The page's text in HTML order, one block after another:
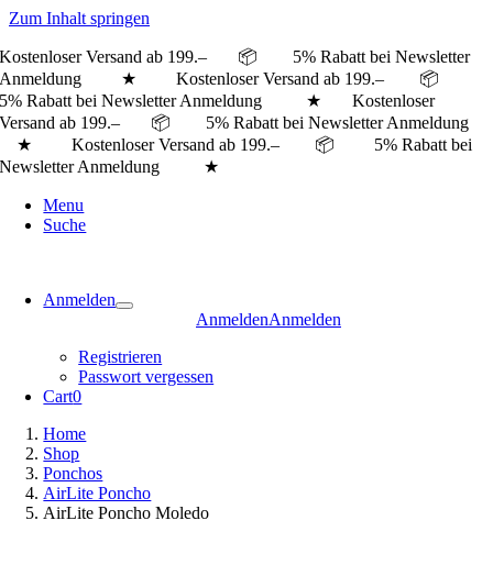
Zum Inhalt springen
Kostenloser Versand ab 199.– 📦 5% Rabatt bei Newsletter
Anmeldung ★ Kostenloser Versand ab 199.– 📦
5% Rabatt bei Newsletter Anmeldung ★Kostenloser
Versand ab 199.– 📦 5% Rabatt bei Newsletter Anmeldung
★ Kostenloser Versand ab 199.– 📦 5% Rabatt bei
Newsletter Anmeldung ★
Menu
Suche
Anmelden
AnmeldenAnmelden
Registrieren
Passwort vergessen
Cart0
Home
Shop
Ponchos
AirLite Poncho
AirLite Poncho Moledo